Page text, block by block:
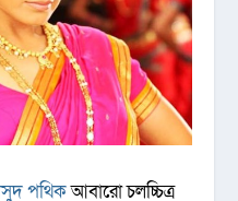
পথিকআবারো চলচ্চিত্র